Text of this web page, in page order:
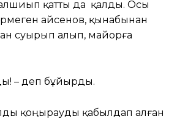
қатты да қалды. Осы
Қайсенов, қынабынан
суырып алып, майорға
– деп бұйырды.
қоңырауды қабылдап алған